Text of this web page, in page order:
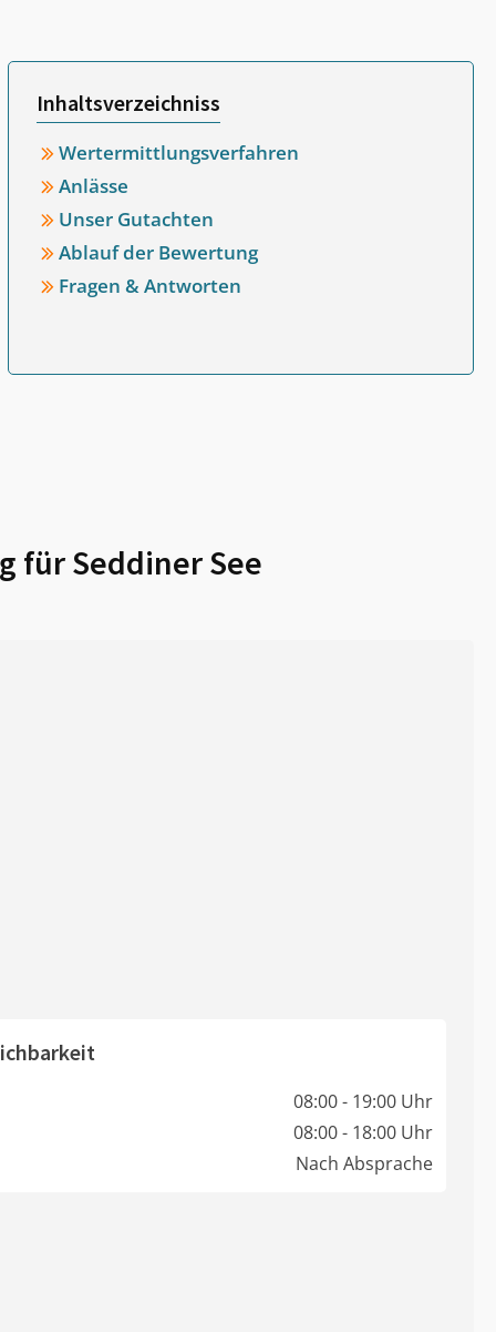
Inhaltsverzeichniss
Wertermittlungsverfahren
Anlässe
Unser Gutachten
Ablauf der Bewertung
Fragen & Antworten
fürSeddiner See
08:00 - 19:00 Uhr
08:00 - 18:00 Uhr
Nach Absprache